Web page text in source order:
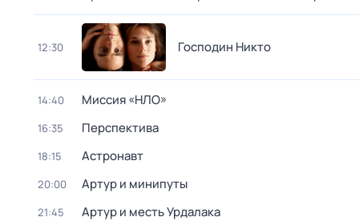
12:30 Господин Никто
14:40 Миссия «НЛО»
16:35 Перспектива
18:15 Астронавт
20:00 Артур и минипуты
21:45 Артур и месть Урдалака